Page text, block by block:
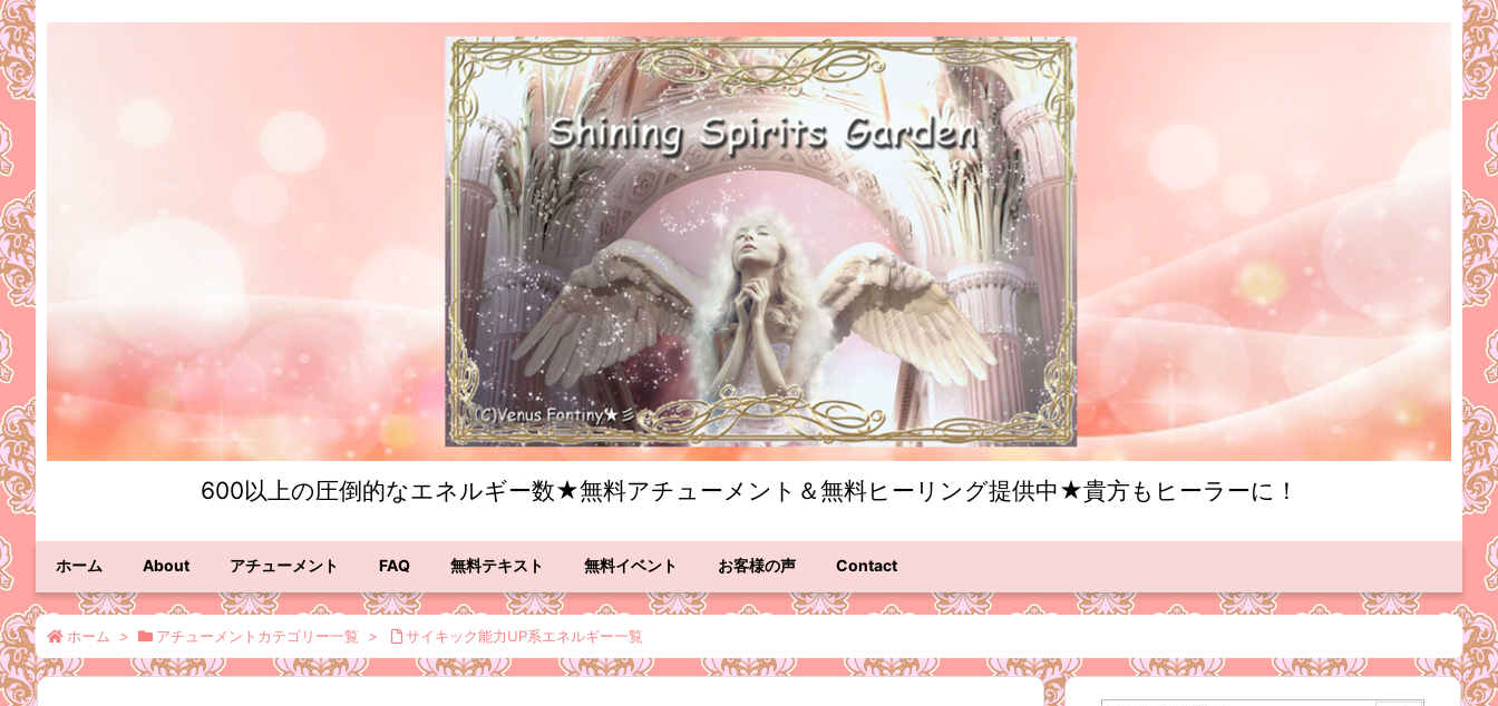
600以上の圧倒的なエネルギー数★無料アチューメント＆無料ヒーリング提供中★貴方もヒーラーに！
ホーム About アチューメント FAQ 無料テキスト 無料イベント お客様の声 Contact
ホーム > アチューメントカテゴリー一覧 > サイキック能力UP系エネルギー一覧